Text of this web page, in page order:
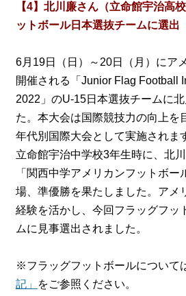
【4】北川廉さん（立命館宇治高
ットボール日本選抜チームに選出
6月19日（日）～20日（月）にア
開催される「Junior Flag Football
2022」のU-15日本選抜チームに
た。本大会は国際競技力の向上を
年代別国際大会として実施されま
立命館宇治中学校3年生時に、北
「関西中学アメリカンフットボー
場、準優勝を果たしました。アメ
経験を活かし、今回フラッグフッ
ムに見事選出されました。
※フラッグフットボールについて
記」
をご参照ください。